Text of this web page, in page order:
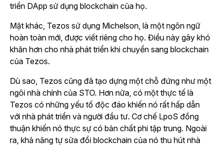
triển DApp sử dụng blockchain của họ.
Mặt khác, Tezos sử dụng Michelson, là một ngôn ngữ
hoàn toàn mới, được viết riêng cho họ. Điều này gây khó
khăn hơn cho nhà phát triển khi chuyển sang blockchain
của Tezos.
Dù sao, Tezos cũng đã tạo dựng một chỗ đứng như một
ngôi nhà chính của STO. Hơn nữa, có một thực tế là
Tezos có những yếu tố độc đáo khiến nó rất hấp dẫn
với nhà phát triển và người đầu tư. Cơ chế LpoS đồng
thuận khiến nó thực sự có bản chất phi tập trung. Ngoài
ra, khả năng tự sửa đổi blockchain của nó thu hút nhà